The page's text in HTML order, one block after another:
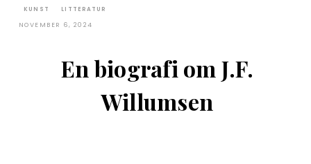
KUNST LITTERATUR
NOVEMBER 6, 2024
En biografi om J.F.
Willumsen